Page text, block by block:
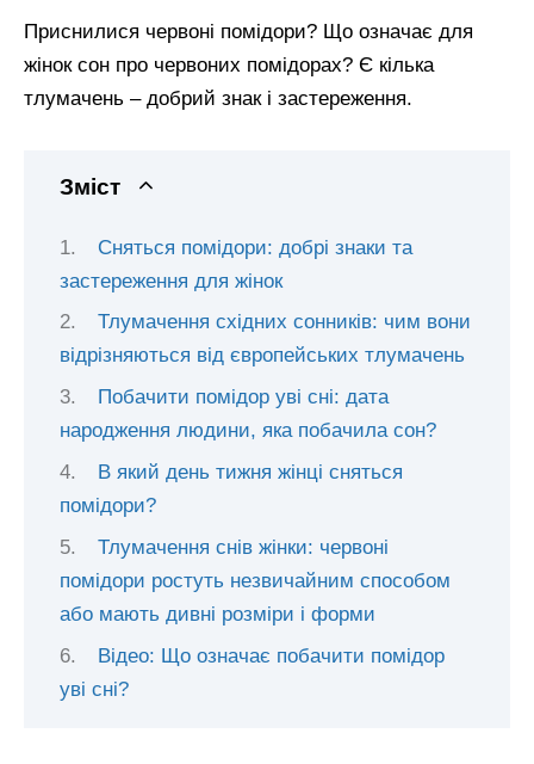
Приснилися червоні помідори? Що означає для
жінок сон про червоних помідорах? Є кілька
тлумачень – добрий знак і застереження.
Зміст
Сняться помідори: добрі знаки та
застереження для жінок
Тлумачення східних сонників: чим вони
відрізняються від європейських тлумачень
Побачити помідор уві сні: дата
народження людини, яка побачила сон?
В який день тижня жінці сняться
помідори?
Тлумачення снів жінки: червоні
помідори ростуть незвичайним способом
або мають дивні розміри і форми
Відео: Що означає побачити помідор
уві сні?